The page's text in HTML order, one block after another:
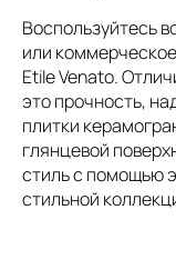
Воспользуйтесь
или
Etile Venato.
это прочность,
плитки
глянцевой
стиль с помощью
стильной